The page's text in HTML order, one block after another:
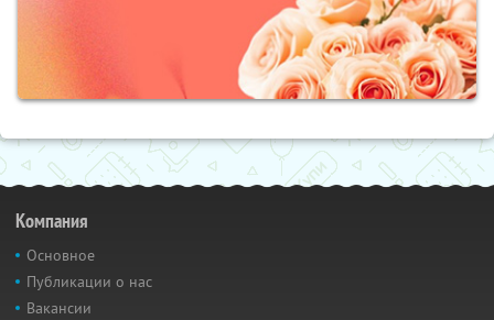
Компания
Основное
Публикации о нас
Вакансии